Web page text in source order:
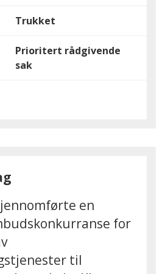
Trukket
Prioritert rådgivende
sak
en
for
til